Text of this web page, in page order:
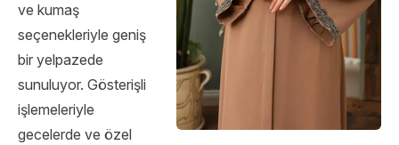
ve kumaş
seçenekleriyle geniş
bir yelpazede
sunuluyor. Gösterişli
işlemeleriyle
gecelerde ve özel